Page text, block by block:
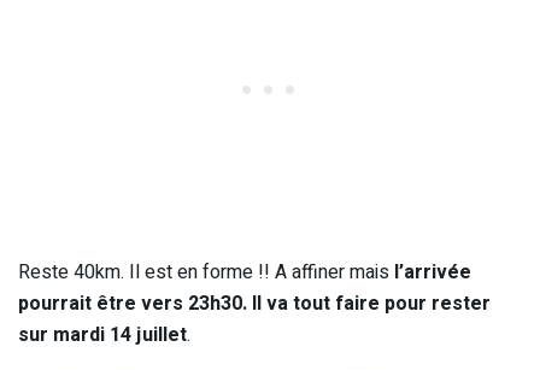
Reste 40km. Il est en forme !! A affiner mais l’arrivée
pourrait être vers 23h30. Il va tout faire pour rester
sur mardi 14 juillet.